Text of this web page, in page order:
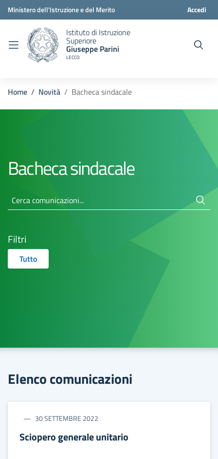
Ministero dell'Istruzione e del Merito Accedi
Istituto di Istruzione
Superiore
Giuseppe Parini
LECCO
Home Novità Bacheca sindacale
Bacheca sindacale
Cerca comunicazioni...
Filtri
Tutto
Elenco comunicazioni
30 SETTEMBRE 2022
Sciopero generale unitario